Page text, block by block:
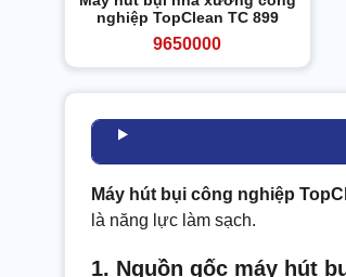
nghiệp TopClean TC 899
9650000
Máy hút bụi công nghiệp
là năng lực làm sạch.
1. Nguồn gốc máy hút